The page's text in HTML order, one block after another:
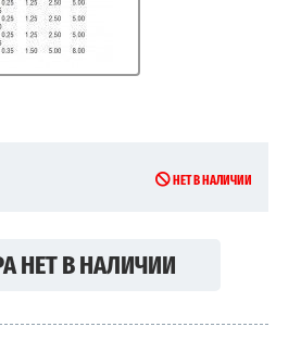
НЕТ В НАЛИЧИИ
НЕТ В НАЛИЧИИ